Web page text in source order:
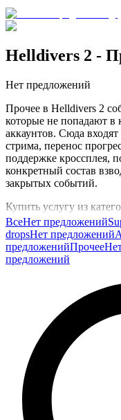
Helldivers 2 -
Нет предложений
Прочее в Helldivers 2
которые не попадают в
аккаунтов. Сюда
стрима, перенос
поддержке кроссплея,
конкретный состав
закрытых событий.
Купить услугу из
стримеры, которым
роликов, и игроки, у
решаемый через
заказа вы описываете
результат в
косметики это также
прошлых сезонов без
В каталоге GG.Store
так, чтобы нетиповые
темпе, что и
могли спокойно
Супер-Земли.
ВсеНет предложений
dropsНет предложений
предложенийПрочее
предложений